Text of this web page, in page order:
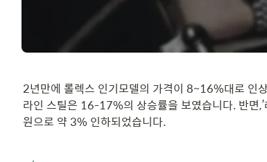
2년만에 롤렉스 인기모델의 가격이 8~16%대로 인
라인 스틸은 16-17%의 상승률을 보였습니다. 반면
원으로 약 3% 인하되었습니다.